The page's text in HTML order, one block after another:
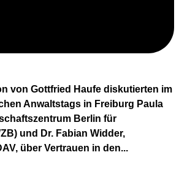
von Gottfried Haufe diskutierten im
Anwaltstags in Freiburg Paula
Berlin für
und Dr. Fabian Widder,
über Vertrauen in den...